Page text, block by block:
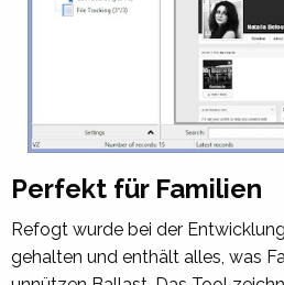
Perfekt für Familien
Refogt wurde bei der
gehalten und enthält alles, was